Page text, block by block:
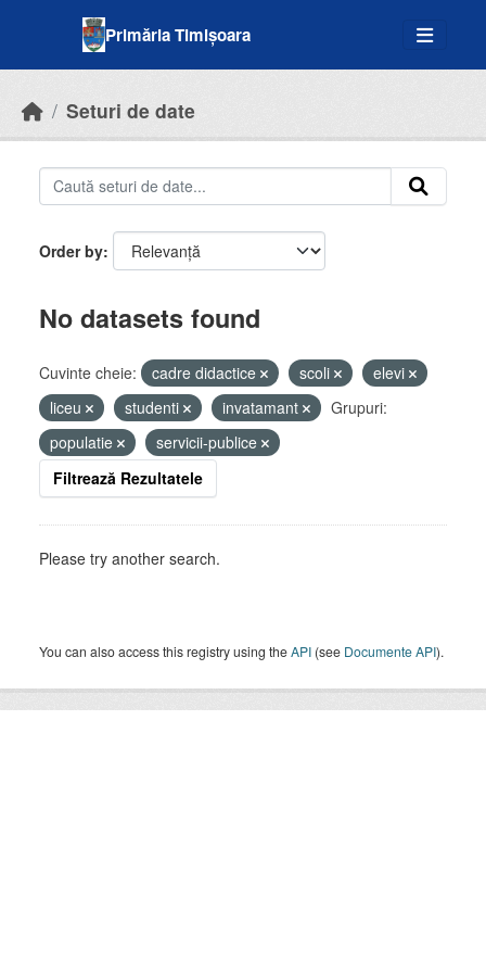
Primăria Timișoara
Seturi de date
Order by
No datasets found
Cuvinte cheie: cadre didactice scoli
elevi
liceu
studenti invatamant
Grupuri:
populatie
servicii-publice
Filtrează Rezultatele
Please try another search.
You can also access this registry using theAPI (see Documente API).